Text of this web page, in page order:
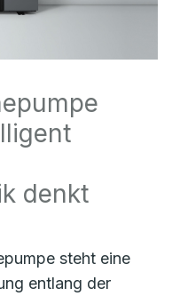
denkt
steht eine
entlang der